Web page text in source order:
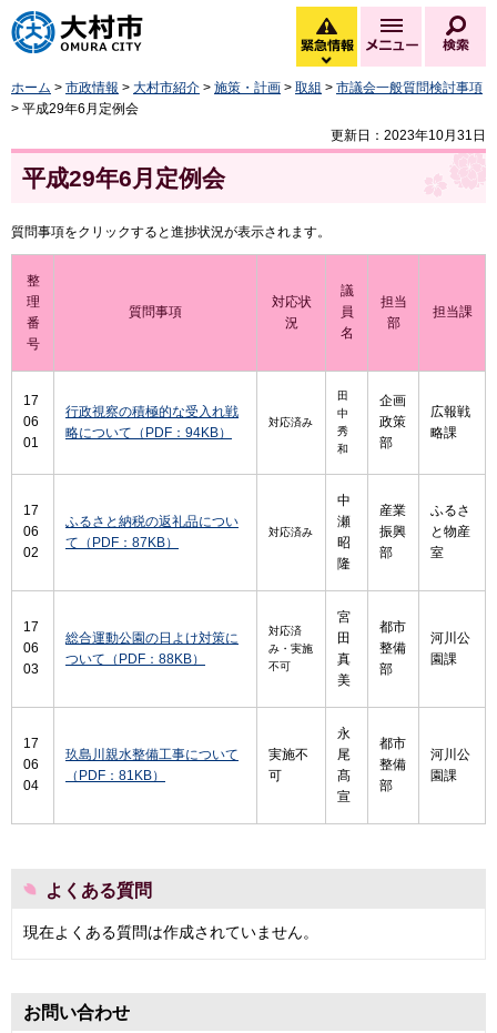
大村市
緊急情報
緊急情報を開く
メニュー
ホーム > 市政情報 > 大村市紹介 > 施策・計画 > 取組 > 市議会一般質問検討事項
> 平成29年6月定例会
更新日：2023年10月31日
平成29年6月定例会
質問事項をクリックすると進捗状況が表示されます。
整
理
番
号
質問事項
対応状
況
議
員
名
担当
部
担当課
17
06
01
行政視察の積極的な受入れ戦
略について（PDF：94KB）
対応済み
田
中
秀
和
企画
政策
部
広報戦
略課
17
06
02
ふるさと納税の返礼品につい
て（PDF：87KB）
対応済み
中
瀬
昭
隆
産業
振興
部
ふるさ
と物産
室
17
06
03
総合運動公園の日よけ対策に
ついて（PDF：88KB）
対応済
み・実施
不可
宮
田
真
美
都市
整備
部
河川公
園課
17
06
04
玖島川親水整備工事について
（PDF：81KB）
実施不
可
永
尾
髙
宣
都市
整備
部
河川公
園課
よくある質問
現在よくある質問は作成されていません。
お問い合わせ